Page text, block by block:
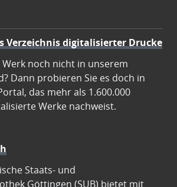
Verzeichnis digitalisierter Drucke
noch nicht in unserem
Dann probieren Sie es doch in
das mehr als 1.600.000
Werke nachweist.
Staats- und
Göttingen (SUB) bietet mit